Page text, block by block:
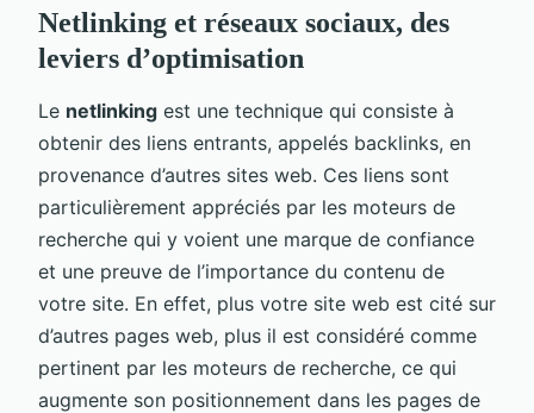
Netlinking et réseaux sociaux, des
leviers d’optimisation
Le netlinking est une technique qui consiste à
obtenir des liens entrants, appelés backlinks, en
provenance d’autres sites web. Ces liens sont
particulièrement appréciés par les moteurs de
recherche qui y voient une marque de confiance
et une preuve de l’importance du contenu de
votre site. En effet, plus votre site web est cité sur
d’autres pages web, plus il est considéré comme
pertinent par les moteurs de recherche, ce qui
augmente son positionnement dans les pages de